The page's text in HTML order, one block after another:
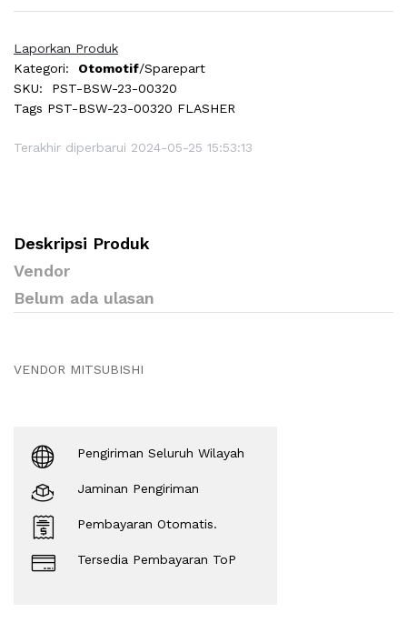
Laporkan Produk
Kategori:
Otomotif/Sparepart
SKU:
PST-BSW-23-00320
Tags PST-BSW-23-00320 FLASHER
Terakhir diperbarui 2024-05-25 15:53:13
Deskripsi Produk
Vendor
Belum ada ulasan
VENDOR MITSUBISHI
Pengiriman Seluruh Wilayah
Jaminan Pengiriman
Pembayaran Otomatis.
Tersedia Pembayaran ToP